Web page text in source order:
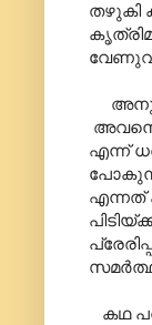
തഴുകി
അവനെ
എന്ന്
എന്നത്
കഥ